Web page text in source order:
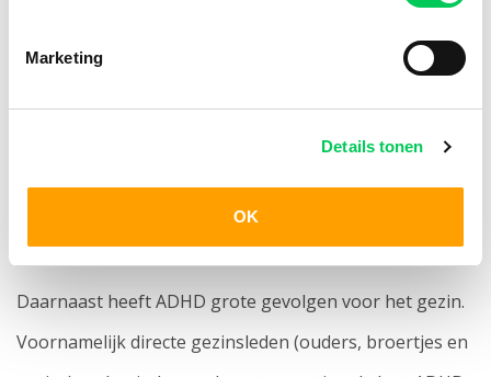
Marketing
Details tonen
OK
Ook kunnen er leerproblemen ontstaan. Een kind met
klasgenoten. Hierdoor kunnen de prestaties op school
afnemen.
Daarnaast heeft ADHD grote gevolgen voor het gezin.
Voornamelijk directe gezinsleden (ouders, broertjes en